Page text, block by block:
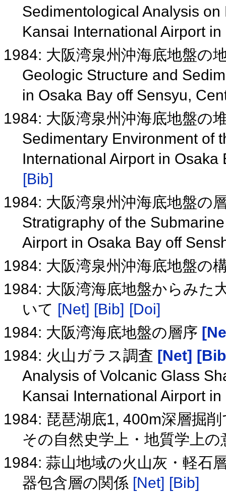
Sedimentological Analysis
Kansai International Airport
1984: 大阪湾泉州沖海底地盤の
Geologic Structure and
in Osaka Bay off Sensyu,
1984: 大阪湾泉州沖海底地盤の
Sedimentary Environment of
International Airport in
[Bib]
1984: 大阪湾泉州沖海底地盤の
Stratigraphy of the
Airport in Osaka Bay off
1984: 大阪湾泉州沖海底地盤の
1984: 大阪湾海底地盤からみた
いて [Net] [Bib] [Doi]
1984: 大阪湾海底地盤の層序
1984: 火山ガラス調査 [Net]
Analysis of Volcanic Glass
Kansai International Airport
1984: 琵琶湖底1, 400m深層掘
その自然史学上・地質学上
1984: 蒜山地域の火山灰・軽石
器包含層の関係 [Net] [Bib]